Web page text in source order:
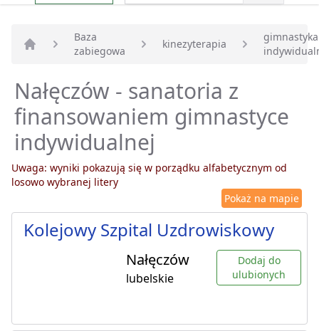
Strona główna
Baza
zabiegowa
kinezyterapia
gimnastyka
Nałęczów - sanatoria z
finansowaniem gimnastyce
indywidualnej
Uwaga: wyniki pokazują się w porządku alfabetycznym od
losowo wybranej litery
Pokaż na mapie
Kolejowy Szpital Uzdrowiskowy
Nałęczów
lubelskie
Dodaj do
ulubionych